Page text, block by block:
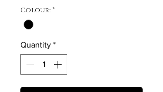
Colour: *
Quantity *